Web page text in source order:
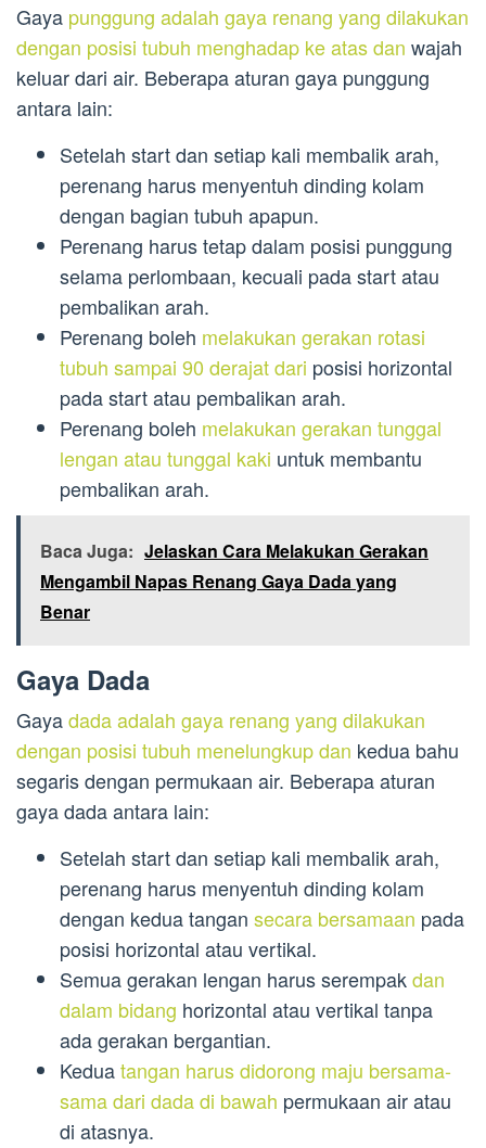
Gaya punggung adalah gaya renang yang dilakukan
dengan posisi tubuh menghadap ke atas dan wajah
keluar dari air. Beberapa aturan gaya punggung
antara lain:
Setelah start dan setiap kali membalik arah,
perenang harus menyentuh dinding kolam
dengan bagian tubuh apapun.
Perenang harus tetap dalam posisi punggung
selama perlombaan, kecuali pada start atau
pembalikan arah.
Perenang boleh melakukan gerakan rotasi
tubuh sampai 90 derajat dari posisi horizontal
pada start atau pembalikan arah.
Perenang boleh melakukan gerakan tunggal
lengan atau tunggal kaki untuk membantu
pembalikan arah.
Baca Juga: Jelaskan Cara Melakukan Gerakan
Mengambil Napas Renang Gaya Dada yang
Benar
Gaya Dada
Gayadada adalah gaya renang yang dilakukan
dengan posisi tubuh menelungkup dan kedua bahu
segaris dengan permukaan air. Beberapa aturan
gaya dada antara lain:
Setelah start dan setiap kali membalik arah,
perenang harus menyentuh dinding kolam
dengan kedua tangan secara bersamaan pada
posisi horizontal atau vertikal.
Semua gerakan lengan harus serempakdan
dalam bidang horizontal atau vertikal tanpa
ada gerakan bergantian.
Keduatangan harus didorong maju bersama-
sama dari dada di bawah permukaan air atau
di atasnya.